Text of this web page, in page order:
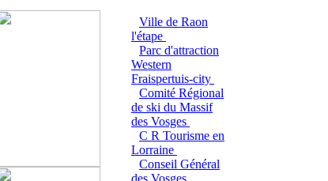
Ville de Raon
l'étape
Parc d'attraction
Western
Fraispertuis-city
Comité Régional
de ski du Massif
des Vosges
C R Tourisme en
Lorraine
Conseil Général
des Vosges